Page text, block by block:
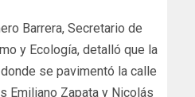
Barrera, Secretario de
y Ecología, detalló que la
se pavimentó la calle
Emiliano Zapata y Nicolás